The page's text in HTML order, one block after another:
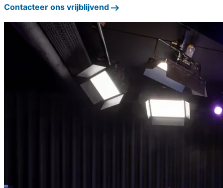
Contacteer ons vrijblijvend